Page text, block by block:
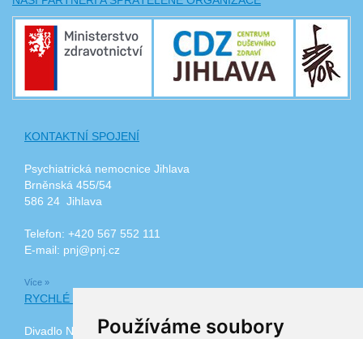
Používáme soubory
KONTAKTNÍ SPOJENÍ
Psychiatrická nemocnice Jihlava
Brněnská 455/54
586 24 Jihlava
Telefon: +420 567 552 111
E-mail: pnj@pnj.cz
Více »
RYCHLÉ ODKAZY
Divadlo Na Kopečku